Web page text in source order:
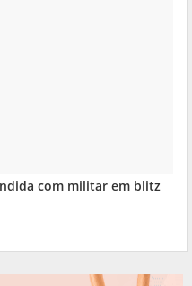
com militar em blitz